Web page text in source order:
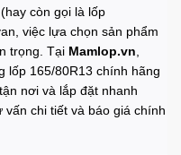
(hay còn gọi là lốp
việc lựa chọn sản phẩm
trọng. Tại Mamlop.vn,
lốp 165/80R13 chính hãng
nơi và lắp đặt nhanh
vấn chi tiết và báo giá chính